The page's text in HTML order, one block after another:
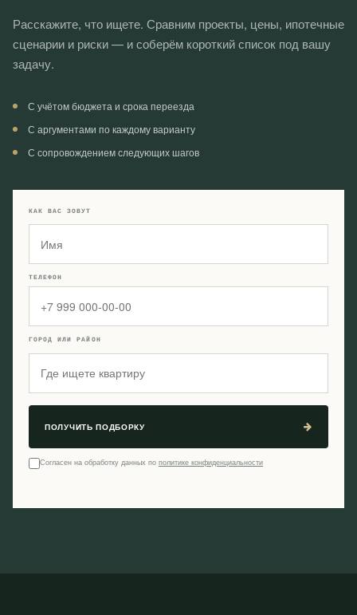
Расскажите, что ищете. Сравним проекты, цены, ипотечные
сценарии и риски — и соберём короткий список под вашу
задачу.
С учётом бюджета и срока переезда
С аргументами по каждому варианту
С сопровождением следующих шагов
КАК ВАС ЗОВУТ
ТЕЛЕФОН
ГОРОД ИЛИ РАЙОН
ПОЛУЧИТЬ ПОДБОРКУ
Согласен на обработку данных по политике конфиденциальности